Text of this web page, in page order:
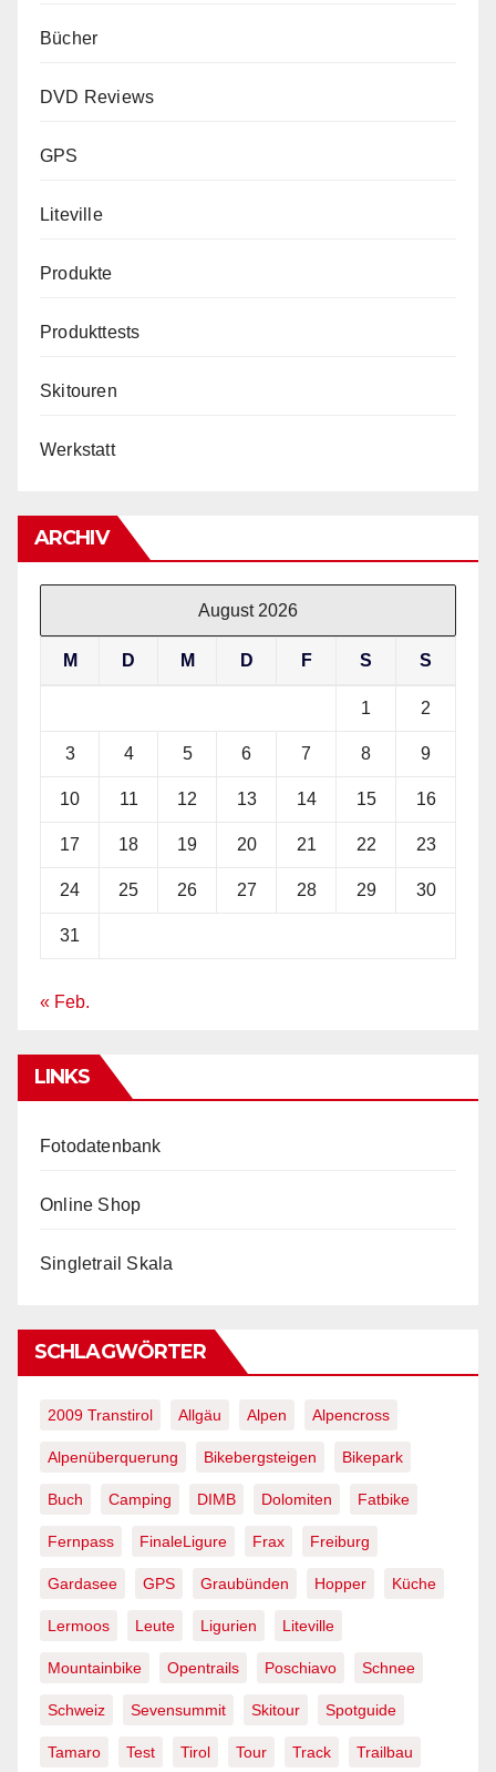
Bücher
DVD Reviews
GPS
Liteville
Produkte
Produkttests
Skitouren
Werkstatt
ARCHIV
August 2026
M D M D F S S
1 2
3 4 5 6 7 8 9
10 11 12 13 14 15 16
17 18 19 20 21 22 23
24 25 26 27 28 29 30
31
« Feb.
LINKS
Fotodatenbank
Online Shop
Singletrail Skala
SCHLAGWÖRTER
2009 Transtirol Allgäu Alpen Alpencross
Alpenüberquerung Bikebergsteigen Bikepark
Buch Camping DIMB Dolomiten Fatbike
Fernpass FinaleLigure Frax Freiburg
Gardasee GPS Graubünden Hopper Küche
Lermoos Leute Ligurien Liteville
Mountainbike Opentrails Poschiavo Schnee
Schweiz Sevensummit Skitour Spotguide
Tamaro Test Tirol Tour Track Trailbau